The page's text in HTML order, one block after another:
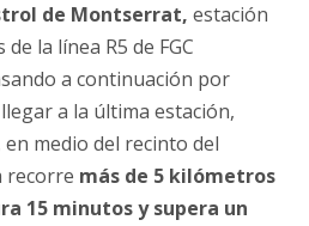
de Montserrat, estación
la línea R5 de FGC
a continuación por
a la última estación,
en medio del recinto del
recorre más de 5 kilómetros
15 minutos y supera un